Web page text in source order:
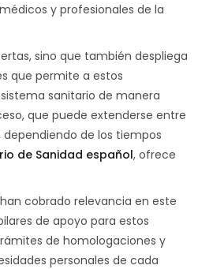
y profesionales de la
sino que también despliega
que permite a estos
sanitario de manera
que puede extenderse entre
de los tiempos
de Sanidad español, ofrece
cobrado relevancia en este
de apoyo para estos
de homologaciones y
personales de cada